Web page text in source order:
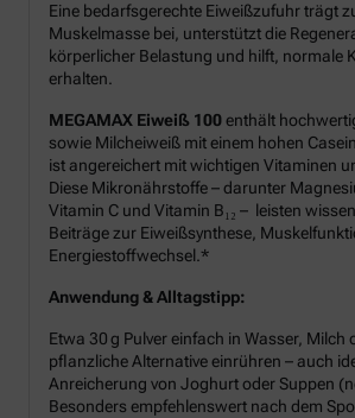
Eine bedarfsgerechte Eiweißzufuhr trägt
Muskelmasse bei, unterstützt die
körperlicher Belastung und hilft, normale
erhalten.
MEGAMAX Eiweiß 100enthält
sowie Milcheiweiß mit einem hohen
ist angereichert mit wichtigen Vitaminen
Diese Mikronährstoffe – darunter
Vitamin C und Vitamin B₁₂ – leisten
Beiträge zur Eiweißsynthese,
Energiestoffwechsel.*
Anwendung & Alltagstipp:
Etwa 30 g Pulver einfach in Wasser, Milch
pflanzliche Alternative einrühren – auch
Anreicherung von Joghurt oder Suppen
Besonders empfehlenswert nach dem